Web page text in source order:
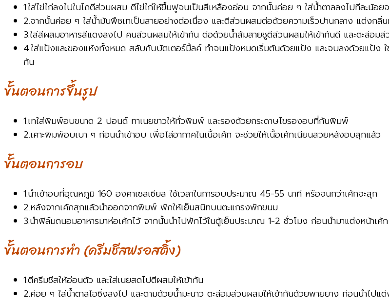
1.ใส่ไข่ไก่ลงไปในโถตีส่วนผสม ตีไข่ไก่ให้ขึ้นฟูจนเป็นสีเหลืองอ่อน จากนั้นค่อย ๆ ใส่น้ำตาลลงไปทีละน้
2.จากนั้นค่อย ๆ ใส่น้ำมันพืชเทเป็นสายอย่างต่อเนื่อง และตีส่วนผสมต่อด้วยความเร็วปานกลาง แต่งกลิ่
3.ใส่สีผสมอาหารสีแดงลงไป คนส่วนผสมให้เข้ากัน ต่อด้วยน้ำส้มสายชูตีส่วนผสมให้เข้ากันดี และตะล่อม
4.ใส่แป้งและของแห้งทั้งหมด สลับกับบัตเตอร์มิ้ลค์ ทำจนแป้งหมดเริ่มต้นด้วยแป้ง และจบลงด้วยแป้ง ใ
กัน
ขั้นตอนการขึ้นรูป
1.เทใส่พิมพ์อบขนาด 2 ปอนด์ ทาเนยขาวให้ทั่วพิมพ์ และรองด้วยกระดาษไขรองอบที่ก้นพิมพ์
2.เคาะพิมพ์อบเบา ๆ ก่อนนำเข้าอบ เพื่อไล่อากาศในเนื้อเค้ก จะช่วยให้เนื้อเค้กเนียนสวยหลังอบสุกแล้ว
ขั้นตอนการอบ
1.นำเข้าอบที่อุณหภูมิ 160 องศาเซลเซียส ใช้เวลาในการอบประมาณ 45-55 นาที หรือจนกว่าเค้กจะสุก
2.หลังจากเค้กสุกแล้วนำออกจากพิมพ์ พักให้เย็นสนิทบนตะแกรงพักขนม
3.นำฟิล์มถนอมอาหารมาห่อเค้กไว้ จากนั้นนำไปพักไว้ในตู้เย็นประมาณ 1-2 ชั่วโมง ก่อนนำมาแต่งหน้าเ
ขั้นตอนการทำ (ครีมชีสฟรอสติ้ง)
1.ตีครีมชีสให้อ่อนตัว และใส่เนยสดไปตีผสมให้เข้ากัน
2.ค่อย ๆ ใส่น้ำตาลไอซิ่งลงไป และตามด้วยน้ำมะนาว ตะล่อมส่วนผสมให้เข้ากันด้วยพายยาง ก่อนนำไปแต่